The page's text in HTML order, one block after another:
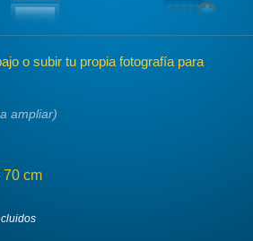
o subir tu propia fotografía para
ampliar)
70 cm